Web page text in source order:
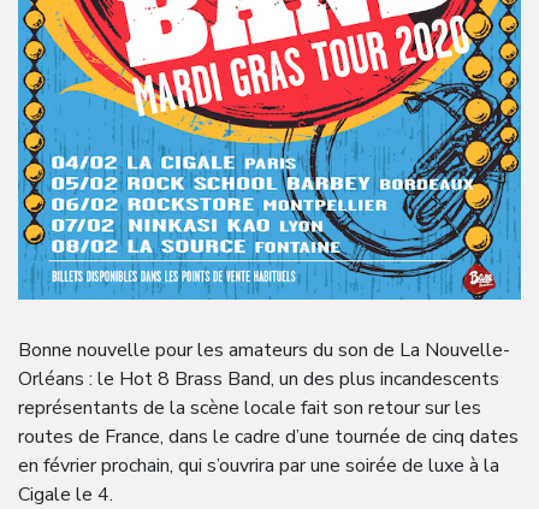
Bonne nouvelle pour les amateurs du son de La Nouvelle-
Orléans : le Hot 8 Brass Band, un des plus incandescents
représentants de la scène locale fait son retour sur les
routes de France, dans le cadre d’une tournée de cinq dates
en février prochain, qui s’ouvrira par une soirée de luxe à la
Cigale le 4.